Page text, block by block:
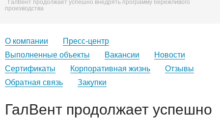
ГалВент продолжает успешно внедрять программу бережливого
производства
О компании
Пресс-центр
Выполненные объекты
Вакансии
Новости
Сертификаты
Корпоративная жизнь
Отзывы
Обратная связь
Закупки
ГалВент продолжает успешно